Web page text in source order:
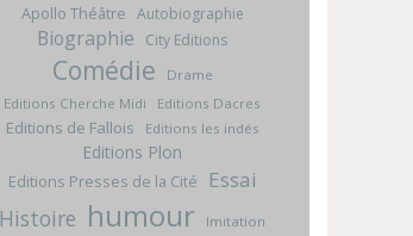
Apollo Théâtre Autobiographie
Biographie City Editions
Comédie
Drame
Editions Cherche Midi
Editions Dacres
Editions de Fallois Editions les indés
Editions Plon
Editions Presses de la Cité Essai
Histoire humour
Imitation